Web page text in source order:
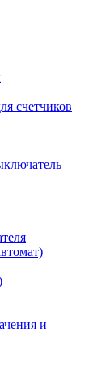
счетчиков
и